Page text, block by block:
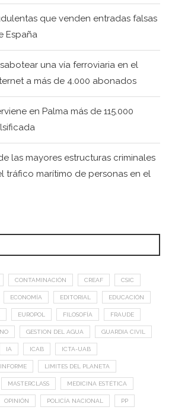
que venden entradas falsas
España
una vía ferroviaria en el
a más de 4.000 abonados
en Palma más de 115.000
las mayores estructuras criminales
tráfico marítimo de personas en el
CONTAMINACIÓN CREAF CSIC
ECONOMÍA EDITORIAL EDUCACIÓN
EUROPOL FILOSOFÍA FRAUDE
GESTION DEL AGUA GUARDIA CIVIL
IA ICAB ICTA-UAB
INFORME LIMITES DEL PLANETA
MASTERCLASS MEDICINA ESTÉTICA
OPINIÓN POLICÍA NACIONAL PP